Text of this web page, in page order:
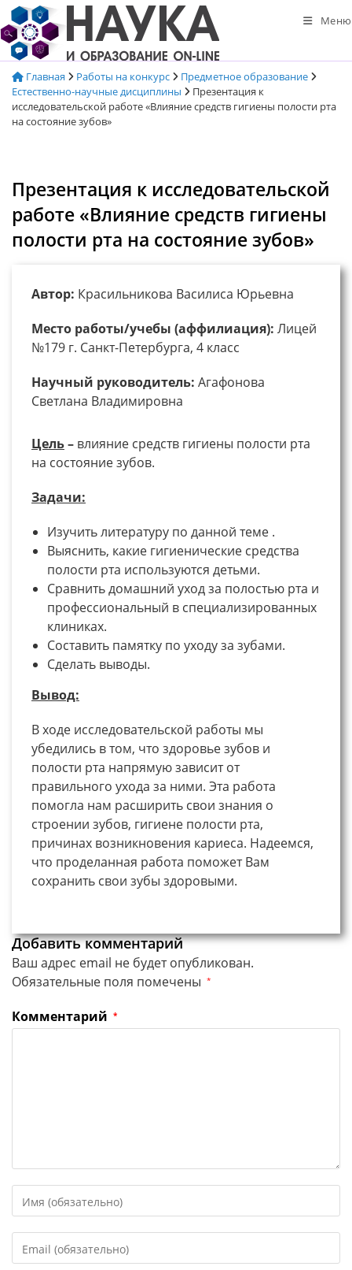
Перейти
к
содержимому
Меню
Главная Работы на конкурс
Предметное образование
Естественно-научные дисциплины
Презентация к
исследовательской работе «Влияние средств гигиены полости рта
на состояние зубов»
Презентация к исследовательской
работе «Влияние средств гигиены
полости рта на состояние зубов»
Автор: Красильникова Василиса Юрьевна
Место работы/учебы (аффилиация): Лицей
№179 г. Санкт-Петербурга, 4 класс
Научный руководитель: Агафонова
Светлана Владимировна
Цель– влияние средств гигиены полости рта
на состояние зубов.
Задачи:
Изучить литературу по данной теме .
Выяснить, какие гигиенические средства
полости рта используются детьми.
Сравнить домашний уход за полостью рта и
профессиональный в специализированных
клиниках.
Составить памятку по уходу за зубами.
Сделать выводы.
Вывод:
В ходе исследовательской работы мы
убедились в том, что здоровье зубов и
полости рта напрямую зависит от
правильного ухода за ними. Эта работа
помогла нам расширить свои знания о
строении зубов, гигиене полости рта,
причинах возникновения кариеса. Надеемся,
что проделанная работа поможет Вам
сохранить свои зубы здоровыми.
Добавить комментарий
Ваш адрес email не будет опубликован.
Обязательные поля помечены *
Комментарий *
свое
или
имя
свой